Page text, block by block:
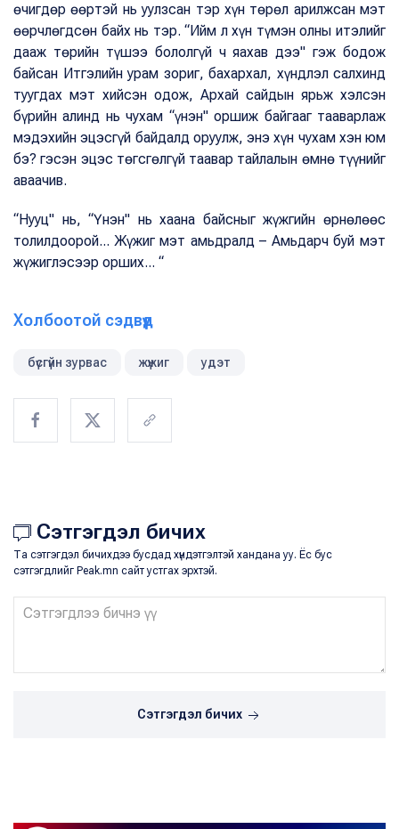
өчигдөр өөртэй нь уулзсан тэр хүн төрөл арилжсан мэт
өөрчлөгдсөн байх нь тэр. “Ийм л хүн түмэн олны итэлийг
дааж төрийн түшээ бололгүй ч яахав дээ" гэж бодож
байсан Итгэлийн урам зориг, бахархал, хүндлэл салхинд
туугдах мэт хийсэн одож, Архай сайдын ярьж хэлсэн
бүрийн алинд нь чухам “үнэн" оршиж байгааг тааварлаж
мэдэхийн эцэсгүй байдалд оруулж, энэ хүн чухам хэн юм
бэ? гэсэн эцэс төгсгөлгүй таавар тайлалын өмнө түүнийг
аваачив.
“Нууц" нь, “Үнэн" нь хаана байсныг жүжгийн өрнөлөөс
толилдоорой... Жүжиг мэт амьдралд – Амьдарч буй мэт
жүжиглэсээр орших... “
Холбоотой сэдвүүд
бүсгүйн зурвас жүжиг удэт
Сэтгэгдэл бичих
Та сэтгэгдэл бичихдээ бусдад хүндэтгэлтэй хандана уу. Ёс бус
сэтгэгдлийг Peak.mn сайт устгах эрхтэй.
Сэтгэгдэл бичих